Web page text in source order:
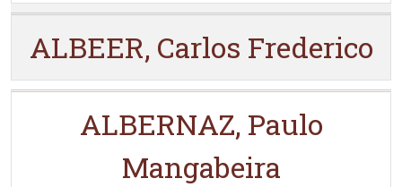
ALBEER, Carlos Frederico
ALBERNAZ, Paulo
Mangabeira